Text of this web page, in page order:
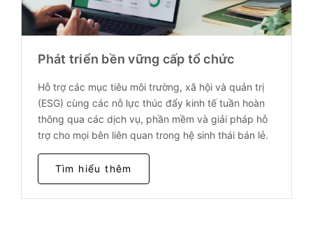
Phát triển bền vững cấp tổ chức
Hỗ trợ các mục tiêu môi trường, xã hội và quản trị
(ESG) cùng các nỗ lực thúc đẩy kinh tế tuần hoàn
thông qua các dịch vụ, phần mềm và giải pháp hỗ
trợ cho mọi bên liên quan trong hệ sinh thái bán lẻ.
Tìm hiểu thêm